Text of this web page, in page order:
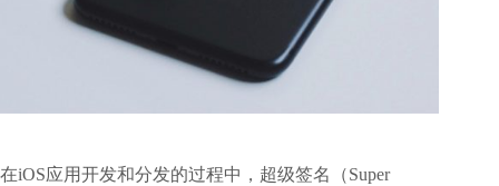
在iOS应用开发和分发的过程中，超级签名（Super